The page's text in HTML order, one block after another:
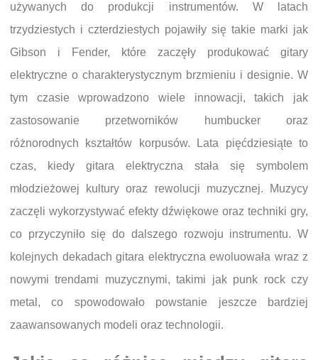
używanych do produkcji instrumentów. W latach
trzydziestych i czterdziestych pojawiły się takie marki jak
Gibson i Fender, które zaczęły produkować gitary
elektryczne o charakterystycznym brzmieniu i designie. W
tym czasie wprowadzono wiele innowacji, takich jak
zastosowanie przetworników humbucker oraz
różnorodnych kształtów korpusów. Lata pięćdziesiąte to
czas, kiedy gitara elektryczna stała się symbolem
młodzieżowej kultury oraz rewolucji muzycznej. Muzycy
zaczęli wykorzystywać efekty dźwiękowe oraz techniki gry,
co przyczyniło się do dalszego rozwoju instrumentu. W
kolejnych dekadach gitara elektryczna ewoluowała wraz z
nowymi trendami muzycznymi, takimi jak punk rock czy
metal, co spowodowało powstanie jeszcze bardziej
zaawansowanych modeli oraz technologii.